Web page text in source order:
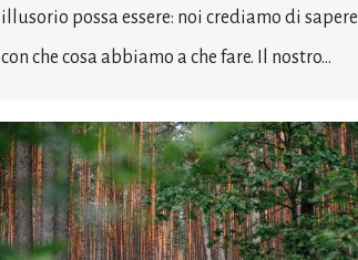
illusorio possa essere: noi crediamo di sapere
con che cosa abbiamo a che fare. Il nostro…